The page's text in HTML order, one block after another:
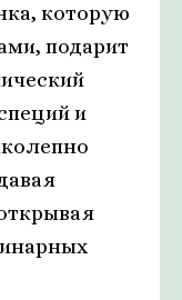
которую
подарит
и